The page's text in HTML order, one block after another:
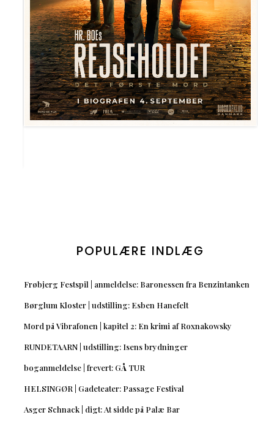
POPULÆRE INDLÆG
Frøbjerg Festspil | anmeldelse: Baronessen fra Benzintanken
Børglum Kloster | udstilling: Esben Hanefelt
Mord på Vibrafonen | kapitel 2: En krimi af Roxnakowsky
RUNDETAARN | udstilling: Isens brydninger
boganmeldelse | frevert: GÅ TUR
HELSINGØR | Gadeteater: Passage Festival
Asger Schnack | digt: At sidde på Palæ Bar